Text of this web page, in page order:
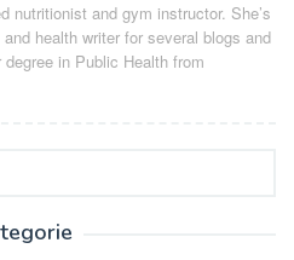
nutritionist and gym instructor. She’s
health writer for several blogs and
in Public Health from